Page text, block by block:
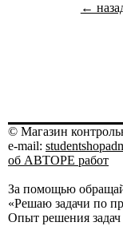
←
© Магазин
e-mail:
об АВТОРЕ работ
За помощью
«Решаю задачи по
Опыт решения